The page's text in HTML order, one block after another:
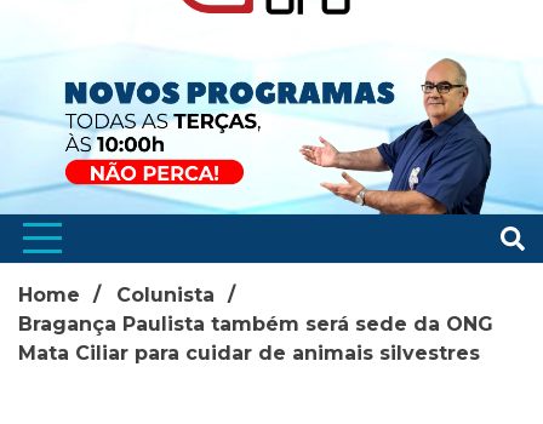
Home
Colunista
Bragança Paulista também será sede da ONG
Mata Ciliar para cuidar de animais silvestres